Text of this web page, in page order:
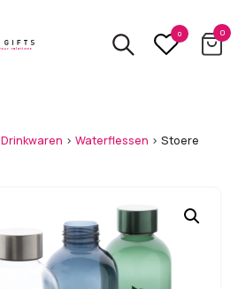
0 0
Drinkwaren > Waterflessen > Stoere